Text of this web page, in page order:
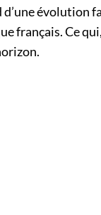
évolution
français. Ce